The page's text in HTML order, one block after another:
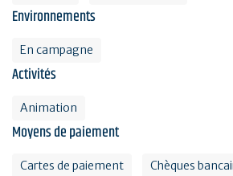
Environnements
En campagne
Activités
Animation
Moyens de paiement
Cartes de paiement Chèques